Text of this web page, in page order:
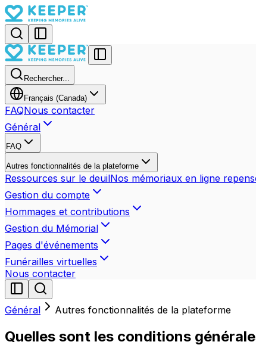
Rechercher...
Français (Canada)
FAQNous contacter
Général
FAQ
Autres fonctionnalités de la plateforme
Ressources sur le deuilNos mémoriaux en ligne
Gestion du compte
Hommages et contributions
Gestion du Mémorial
Pages d'événements
Funérailles virtuelles
Nous contacter
Général Autres fonctionnalités de la plateforme
Quelles sont les conditions